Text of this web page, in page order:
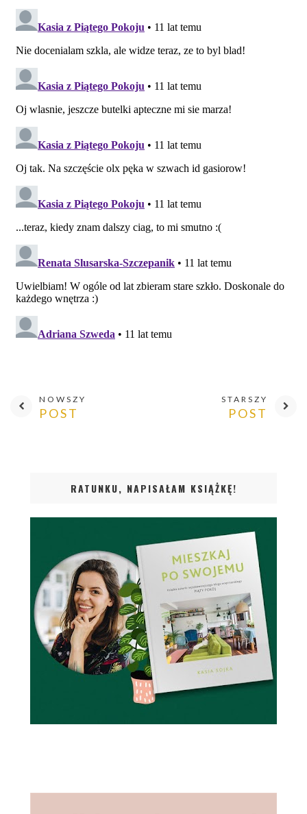
NOWSZY
POST
STARSZY
POST
RATUNKU, NAPISAŁAM KSIĄŻKĘ!